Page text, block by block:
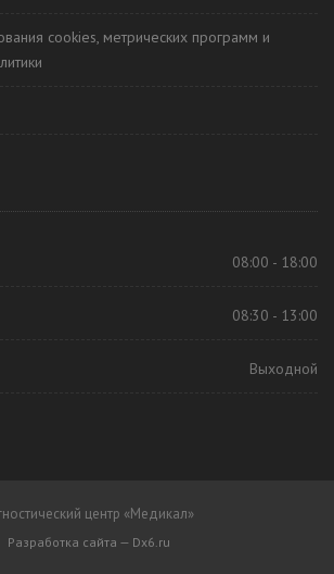
cookies, метрических программ и
08:00 - 18:00
08:30 - 13:00
Выходной
центр «Медикал»
Разработка сайта — Dx6.ru